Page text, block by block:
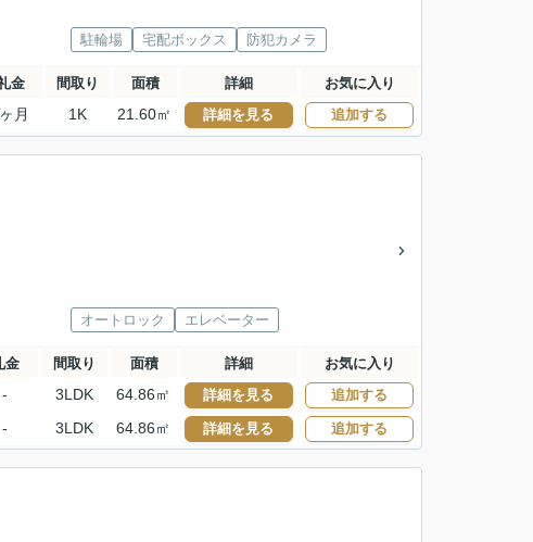
駐輪場 宅配ボックス 防犯カメラ
金 間取り 面積 詳細 お気に入り
月 1K 21.60㎡ 詳細を見る 追加する
オートロック エレベーター
金 間取り 面積 詳細 お気に入り
- 3LDK 64.86㎡ 詳細を見る 追加する
- 3LDK 64.86㎡ 詳細を見る 追加する